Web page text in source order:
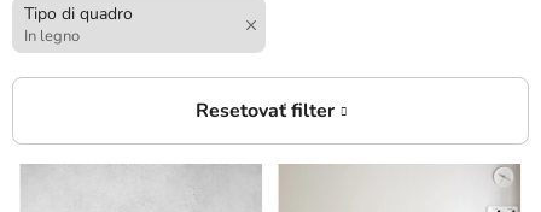
Tipo di quadro
In legno
E